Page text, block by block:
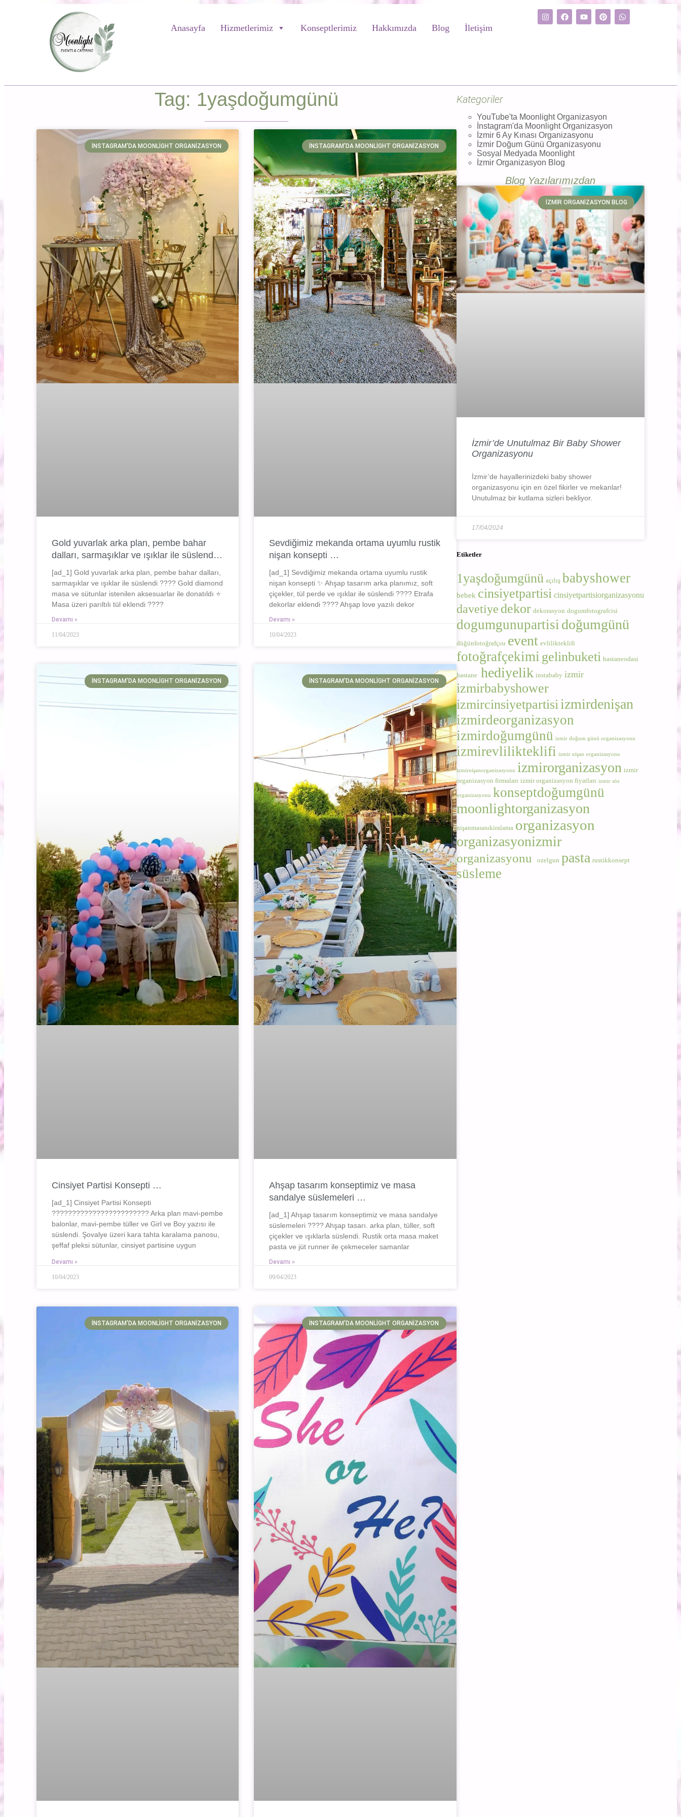
Anasayfa Hizmetlerimiz Konseptlerimiz Hakkımızda Blog İletişim
Tag: 1yaşdoğumgünü
İNSTAGRAM'DA MOONLIGHT ORGANIZASYON
Gold yuvarlak arka plan, pembe bahar
dalları, sarmaşıklar ve ışıklar ile süslend…
[ad_1] Gold yuvarlak arka plan, pembe bahar dalları,
sarmaşıklar ve ışıklar ile süslendi ???? Gold diamond
masa ve sütunlar istenilen aksesuarlar ile donatıldı ⭐️
Masa üzeri parıltılı tül eklendi ????
Devamı »
11/04/2023
İNSTAGRAM'DA MOONLIGHT ORGANIZASYON
Sevdiğimiz mekanda ortama uyumlu rustik
nişan konsepti …
[ad_1] Sevdiğimiz mekanda ortama uyumlu rustik
nişan konsepti ✨ Ahşap tasarım arka planımız, soft
çiçekler, tül perde ve ışıklar ile süslendi ???? Etrafa
dekorlar eklendi ???? Ahşap love yazılı dekor
Devamı »
10/04/2023
İNSTAGRAM'DA MOONLIGHT ORGANIZASYON
Cinsiyet Partisi Konsepti …
[ad_1] Cinsiyet Partisi Konsepti
???????????????????????? Arka plan mavi-pembe
balonlar, mavi-pembe tüller ve Girl ve Boy yazısı ile
süslendi. Şovalye üzeri kara tahta karalama panosu,
şeffaf pleksi sütunlar, cinsiyet partisine uygun
Devamı »
10/04/2023
İNSTAGRAM'DA MOONLIGHT ORGANIZASYON
Ahşap tasarım konseptimiz ve masa
sandalye süslemeleri …
[ad_1] Ahşap tasarım konseptimiz ve masa sandalye
süslemeleri ???? Ahşap tasarı. arka plan, tüller, soft
çiçekler ve ışıklarla süslendi. Rustik orta masa maket
pasta ve jüt runner ile çekmeceler samanlar
Devamı »
09/04/2023
İNSTAGRAM'DA MOONLIGHT ORGANIZASYON İNSTAGRAM'DA MOONLIGHT ORGANIZASYON
Kategoriler
YouTube'ta Moonlight Organizasyon
İnstagram'da Moonlight Organizasyon
İzmir 6 Ay Kınası Organizasyonu
İzmir Doğum Günü Organizasyonu
Sosyal Medyada Moonlight
İzmir Organizasyon Blog
Blog Yazılarımızdan
İZMIR ORGANIZASYON BLOG
İzmir’de Unutulmaz Bir Baby Shower
Organizasyonu
İzmir’de hayallerinizdeki baby shower
organizasyonu için en özel fikirler ve mekanlar!
Unutulmaz bir kutlama sizleri bekliyor.
17/04/2024
Etiketler
1yaşdoğumgünü açılış babyshower
bebek cinsiyetpartisi cinsiyetpartisiorganizasyonu
davetiye dekor dekorasyon dogumfotografcisi
dogumgunupartisi doğumgünü
düğünfotoğrafçısı event evlilikteklifi
fotoğrafçekimi gelinbuketi hastaneodasi
hastane hediyelik instababy izmir
izmirbabyshower
izmircinsiyetpartisi izmirdenişan
izmirdeorganizasyon
izmirdoğumgünü izmir doğum günü organizasyonu
izmirevlilikteklifi izmir nişan organizasyonu
izmirnişanorganizasyonu izmirorganizasyon izmir
organizasyon firmaları izmir organizasyon fiyatları izmir söz
organizasyonu konseptdoğumgünü
moonlightorganizasyon
nişanmasasıkiralama organizasyon
organizasyonizmir
organizasyonu ozelgun pasta rustikkonsept
süsleme